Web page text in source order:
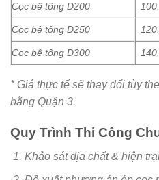
Cọc bê tông D200
Cọc bê tông D250
Cọc bê tông D300
* Giá thực tế sẽ thay đổi tùy
bằng Quận 3.
Quy Trình Thi Công
Khảo sát địa chất & hiện